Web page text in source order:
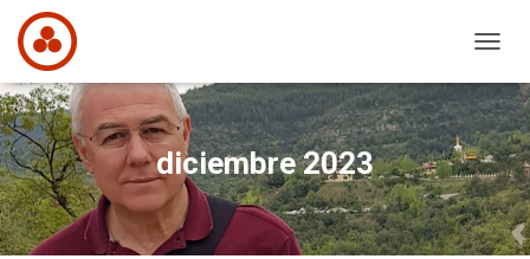
MODO
DE
diciembre 2023